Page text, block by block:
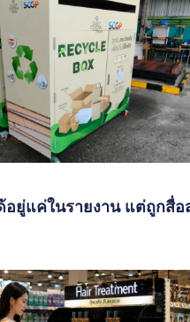
อยู่แค่ในรายงาน แต่ถูกสื่อ